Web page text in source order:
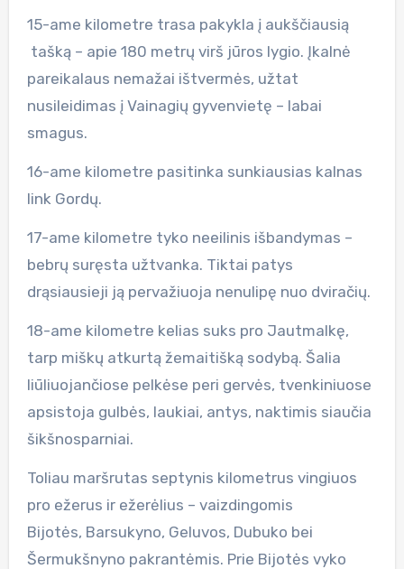
15-ame kilometre trasa pakykla į aukščiausią
tašką – apie 180 metrų virš jūros lygio. Įkalnė
pareikalaus nemažai ištvermės, užtat
nusileidimas į Vainagių gyvenvietę – labai
smagus.
16-ame kilometre pasitinka sunkiausias kalnas
link Gordų.
17-ame kilometre tyko neeilinis išbandymas –
bebrų suręsta užtvanka. Tiktai patys
drąsiausieji ją pervažiuoja nenulipę nuo dviračių.
18-ame kilometre kelias suks pro Jautmalkę,
tarp miškų atkurtą žemaitišką sodybą. Šalia
liūliuojančiose pelkėse peri gervės, tvenkiniuose
apsistoja gulbės, laukiai, antys, naktimis siaučia
šikšnosparniai.
Toliau maršrutas septynis kilometrus vingiuos
pro ežerus ir ežerėlius – vaizdingomis
Bijotės, Barsukyno, Geluvos, Dubuko bei
Šermukšnyno pakrantėmis. Prie Bijotės vyko